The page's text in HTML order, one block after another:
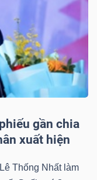
gần chia
xuất hiện
Thống Nhất làm